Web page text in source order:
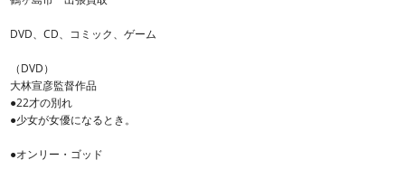
DVD、CD、コミック、ゲーム
（DVD）
大林宣彦監督作品
●22才の別れ
●少女が女優になるとき。
●オンリー・ゴッド